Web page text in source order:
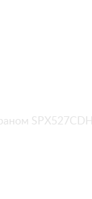
SPX527CDH